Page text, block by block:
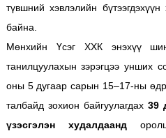
түвшний хэвлэлийн
байна.
Мөнхийн Үсэг ХХК энэхүү
танилцуулахын зэрэгцээ унших
оны 5 дугаар сарын 15–17-ны
талбайд зохион байгуулагдах 39
үзэсгэлэн худалдаанд